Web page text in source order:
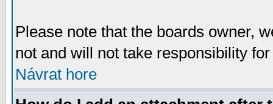
Please note that the boards owner,
not and will not take responsibility
Návrat hore